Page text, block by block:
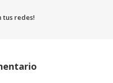
tus redes!